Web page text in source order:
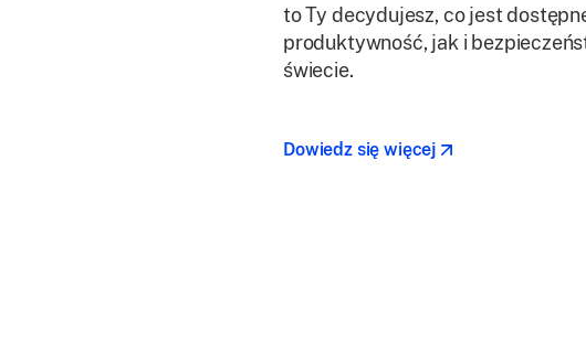
to Ty decydujesz, co jest
produktywność, jak i
świecie.
Dowiedz się więcej